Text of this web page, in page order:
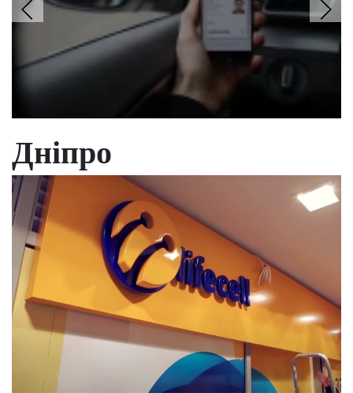
Дніпро